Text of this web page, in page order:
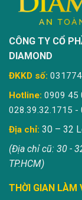
CÔNG TY CỔ
DIAMOND
ĐKKD số:
Hotline: 0909 45
028.39.32.1715 -
Địa chỉ: 30 – 32
(Địa chỉ cũ: 30 -
TP.HCM)
THỜI GIAN LÀM